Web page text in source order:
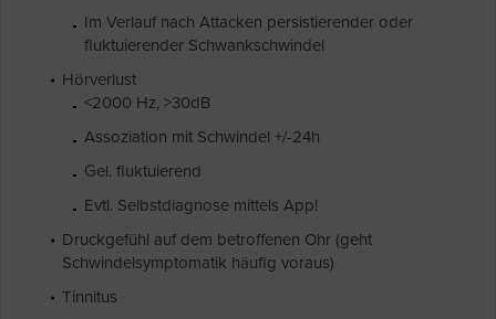
Im Verlauf nach Attacken persistierender oder
fluktuierender Schwankschwindel
Hörverlust
<2000 Hz, >30dB
Assoziation mit Schwindel +/-24h
Gel. fluktuierend
Evtl. Selbstdiagnose mittels App!
Druckgefühl auf dem betroffenen Ohr (geht
Schwindelsymptomatik häufig voraus)
Tinnitus